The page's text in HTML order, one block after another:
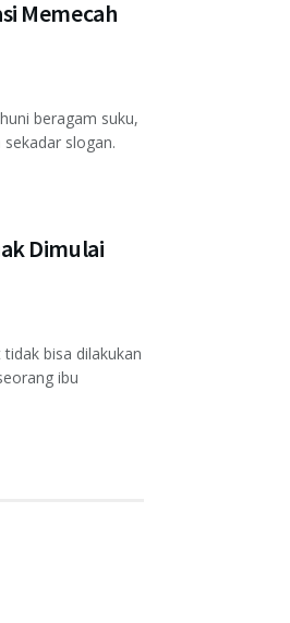
Memecah
beragam suku,
slogan.
Dimulai
bisa dilakukan
ibu